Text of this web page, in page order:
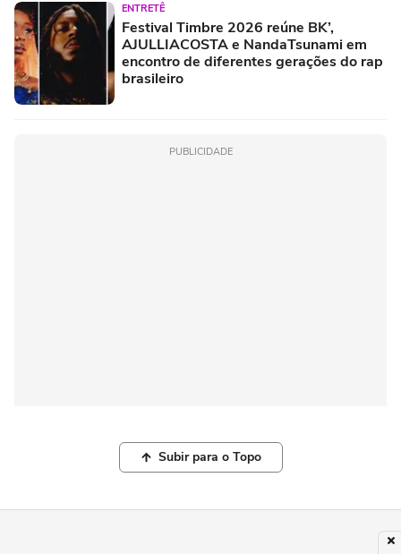
ENTRETÊ
Festival Timbre 2026 reúne BK’,
AJULLIACOSTA e NandaTsunami em
encontro de diferentes gerações do rap
brasileiro
PUBLICIDADE
Subir para o Topo